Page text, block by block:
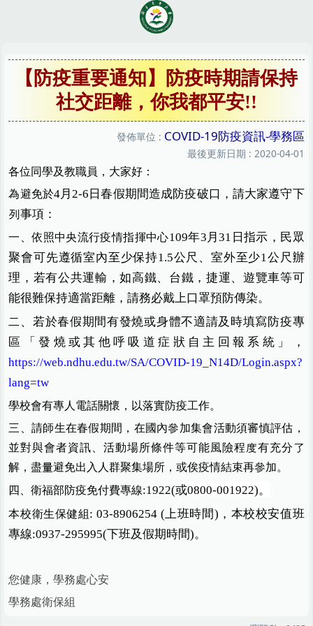
要
【防疫重要通知】防疫時期請保持
社交距離，你我都平安!!
發佈單位 : COVID-19防疫資訊-學務區
最後更新日期 : 2020-04-01
各位同學及教職員，大家好：
為避免於4月2-6 日春假期間造成防疫破口，請大家遵守下
列事項：
一、依照中央流行疫情指揮中心109年3 月31 日指示 ， 民眾
聚會可先遵循室內至少保持1.5公尺、室外至少1公尺辦
理，若有公共運輸，如高鐵、台鐵，捷運、 遊覽車等可
能很難保持適當距離，請務必戴上口罩預防傳染。
二 、 若於春假期間有發燒或身體不適請及時填寫防疫專
區「發燒或其他呼吸道症狀自主回報系統」，
https://web.ndhu.edu.tw/SA/COVID-19_N14D/Login.aspx?
lang=tw
學校會有專人電話關懷，以落實防疫工作。
三、請師生在春假期間，在國內參加集會活動須審慎評估，
並對與會者資訊、活動場所條件等可能風險程度有充分了
解，盡量避免出入人群聚集場所，或俟疫情結束再參加。
四、衛福部防疫免付費專線:1922(或0800-001922)。
本校衛生保健組: 03-8906254 ( 上班時間) ，本校校安值班
專線:0937-295995(下班及假期時間)。
您健康，學務處心安
學務處衛保組